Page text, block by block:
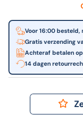
Voor 16:00 besteld,
Gratis verzending
Achteraf betalen
14 dagen